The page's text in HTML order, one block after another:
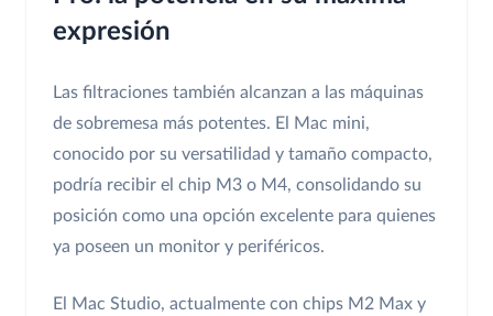
expresión
Las filtraciones también alcanzan a las máquinas
de sobremesa más potentes. El Mac mini,
conocido por su versatilidad y tamaño compacto,
podría recibir el chip M3 o M4, consolidando su
posición como una opción excelente para quienes
ya poseen un monitor y periféricos.
El Mac Studio, actualmente con chips M2 Max y